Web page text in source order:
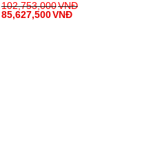
102,753,000VNĐ
85,627,500VNĐ